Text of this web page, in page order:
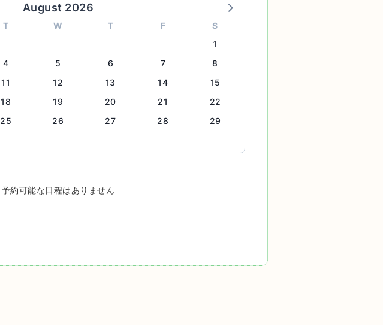
August 2026
T W T F
S
1
4 5 6 7
8
11 12 13 14
15
18 19 20 21
22
25 26 27 28
29
予約可能な日程はありません